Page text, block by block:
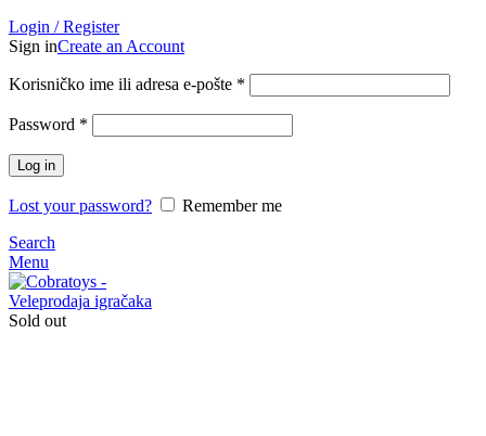
Login / Register
Sign inCreate an Account
Korisničko ime ili adresa e-pošte *
Password *
Log in
Lost your password?
Remember me
Search
Menu
Sold out